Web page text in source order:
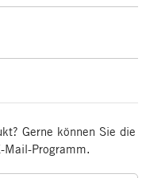
Gerne können Sie die
Programm.